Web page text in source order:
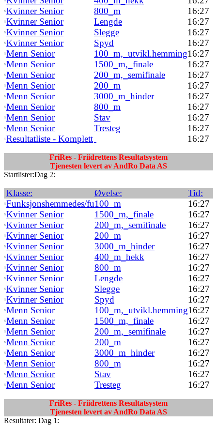
Kvinner Senior
800_m
16:27
Kvinner Senior
Lengde
16:27
Kvinner Senior
Slegge
16:27
Kvinner Senior
Spyd
16:27
Menn Senior
100_m,_utvikl.hemming16:27
Menn Senior
1500_m,_finale
16:27
Menn Senior
200_m,_semifinale
16:27
Menn Senior
200_m
16:27
Menn Senior
3000_m_hinder
16:27
Menn Senior
800_m
16:27
Menn Senior
Stav
16:27
Menn Senior
Tresteg
16:27
Resultatliste - Komplett
16:27
FriRes - Friidrettens Resultatsystem
Tjenesten levert av AndRo Data AS
Startlister:Dag 2:
Klasse: Øvelse:
Tid:
Funksjonshemmedes/fu100_m
16:27
Kvinner Senior
1500_m,_finale
16:27
Kvinner Senior
200_m,_semifinale
16:27
Kvinner Senior
200_m
16:27
Kvinner Senior
3000_m_hinder
16:27
Kvinner Senior
400_m_hekk
16:27
Kvinner Senior
800_m
16:27
Kvinner Senior
Lengde
16:27
Kvinner Senior
Slegge
16:27
Kvinner Senior
Spyd
16:27
Menn Senior
100_m,_utvikl.hemming16:27
Menn Senior
1500_m,_finale
16:27
Menn Senior
200_m,_semifinale
16:27
Menn Senior
200_m
16:27
Menn Senior
3000_m_hinder
16:27
Menn Senior
800_m
16:27
Menn Senior
Stav
16:27
Menn Senior
Tresteg 16:27
FriRes - Friidrettens Resultatsystem
Tjenesten levert av AndRo Data AS
Resultater: Dag 1: